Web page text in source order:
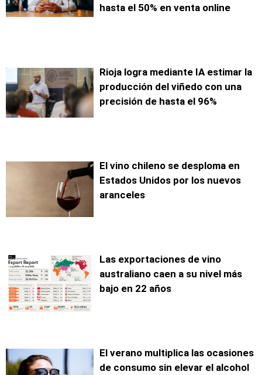
hasta el 50% en venta online
Rioja logra mediante IA estimar la
producción del viñedo con una
precisión de hasta el 96%
El vino chileno se desploma en
Estados Unidos por los nuevos
aranceles
Las exportaciones de vino
australiano caen a su nivel más
bajo en 22 años
El verano multiplica las ocasiones
de consumo sin elevar el alcohol